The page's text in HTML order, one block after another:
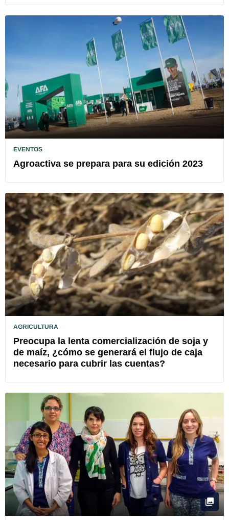
EVENTOS
Agroactiva se prepara para su edición 2023
AGRICULTURA
Preocupa la lenta comercialización de soja y
de maíz, ¿cómo se generará el flujo de caja
necesario para cubrir las cuentas?